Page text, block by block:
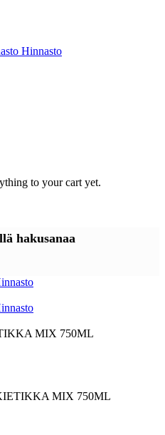
Hinnasto
to your cart yet.
hakusanaa
MIX 750ML